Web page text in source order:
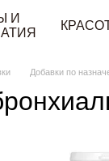
И
Добавки по